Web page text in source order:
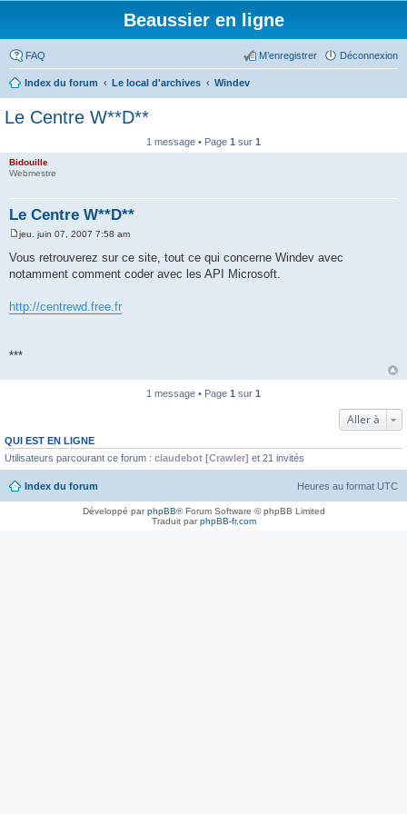
Beaussier en ligne
FAQ Déconnexion
M’enregistrer
Index du forum Le local d'archives Windev
Le Centre W**D**
1 message • Page 1 sur 1
Bidouille
Webmestre
Le Centre W**D**
M
s
s
e
jeu. juin 07, 2007 7:58 am
Vous retrouverez sur ce site, tout ce qui concerne Windev avec
notamment comment coder avec les API Microsoft.
http://centrewd.free.fr
***
1 message • Page 1 sur 1
Aller à
QUI EST EN LIGNE
Utilisateurs parcourant ce forum : claudebot [Crawler] et 21 invités
Index du forum Heures au format UTC
Développé parphpBB® Forum Software © phpBB Limited
Traduit parphpBB-fr.com